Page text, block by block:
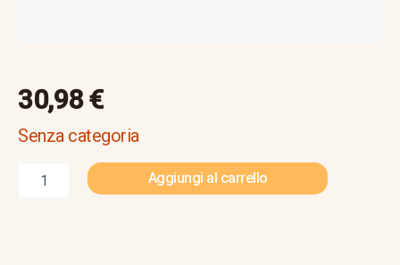
30,98€
Senza categoria
Aggiungi al carrello